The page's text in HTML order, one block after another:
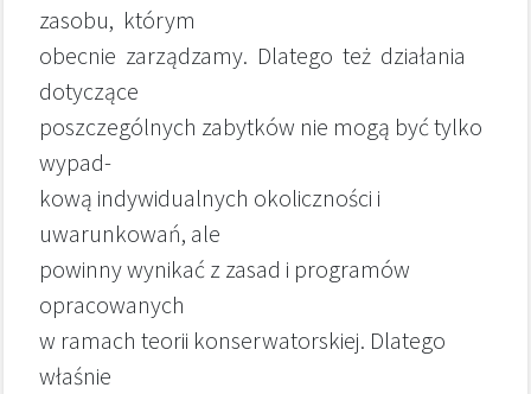
zasobu, którym
obecnie zarządzamy. Dlatego też działania
dotyczące
poszczególnych zabytków nie mogą być tylko
wypad-
kową indywidualnych okoliczności i
uwarunkowań, ale
powinny wynikać z zasad i programów
opracowanych
w ramach teorii konserwatorskiej. Dlatego
właśnie